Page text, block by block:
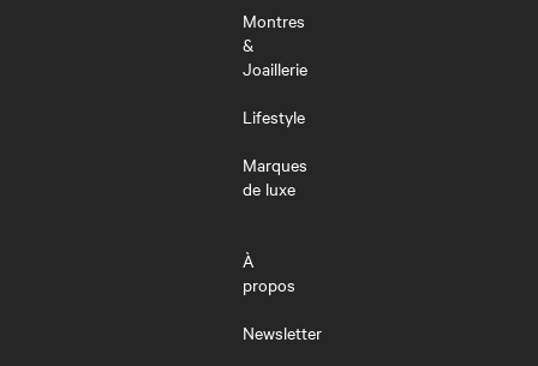
Montres
&
Joaillerie
Lifestyle
Marques
de luxe
À
propos
Newsletter